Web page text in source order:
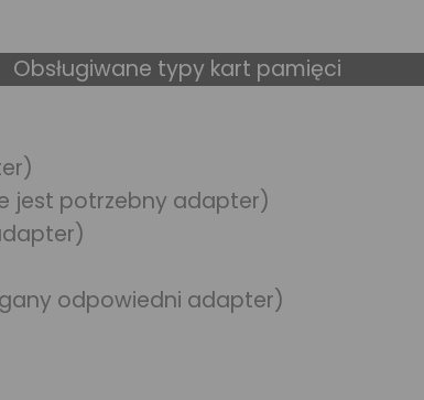
Obsługiwane typy kart pamięci
jest potrzebny adapter)
odpowiedni adapter)